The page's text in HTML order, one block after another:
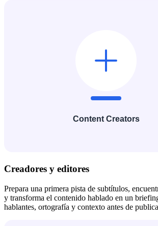
Creadores y editores
Prepara una primera pista de subtítulos,
y transforma el contenido hablado en un
hablantes, ortografía y contexto antes de